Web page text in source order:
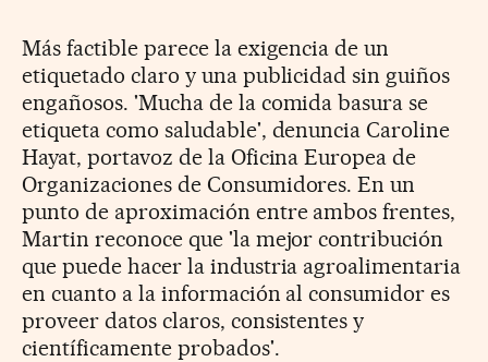
Más factible parece la exigencia de un
etiquetado claro y una publicidad sin guiños
engañosos. 'Mucha de la comida basura se
etiqueta como saludable', denuncia Caroline
Hayat, portavoz de la Oficina Europea de
Organizaciones de Consumidores. En un
punto de aproximación entre ambos frentes,
Martin reconoce que 'la mejor contribución
que puede hacer la industria agroalimentaria
en cuanto a la información al consumidor es
proveer datos claros, consistentes y
científicamente probados'.